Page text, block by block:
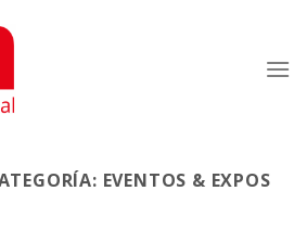
EVENTOS & EXPOS